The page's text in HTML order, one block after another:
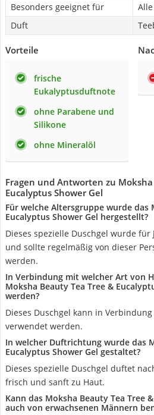
Besonders geeignet für
Duft
Vorteile
frische
Eukalyptusduftnote
ohne Parabene und
Silikone
ohne Mineralöl
Fragen und Antworten zu
Eucalyptus Shower Gel
Für welche Altersgruppe wurde das
Eucalyptus Shower Gel hergestellt?
Dieses spezielle Duschgel wurde
und sollte regelmäßig von dieser
werden.
In Verbindung mit welcher Art von
Moksha Beauty Tea Tree &
werden?
Dieses Duschgel kann in
verwendet werden.
In welcher Duftrichtung wurde das
Eucalyptus Shower Gel gestaltet?
Dieses spezielle Duschgel duftet
frisch und sanft zu Haut.
Kann das Moksha Beauty Tea Tree
auch von erwachsenen Männern